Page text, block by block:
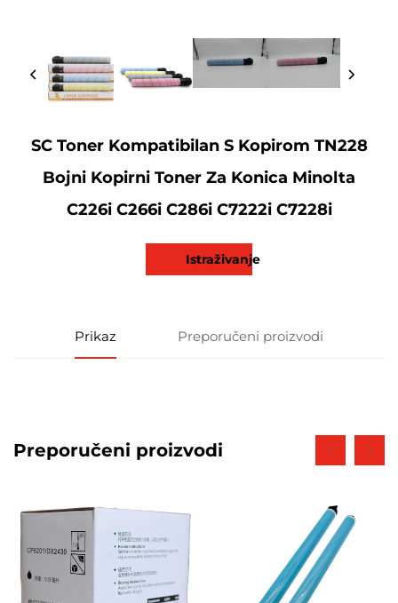
SC Toner Kompatibilan S Kopirom TN228
Bojni Kopirni Toner Za Konica Minolta
C226i C266i C286i C7222i C7228i
Istraživanje
Prikaz Preporučeni proizvodi
Preporučeni proizvodi